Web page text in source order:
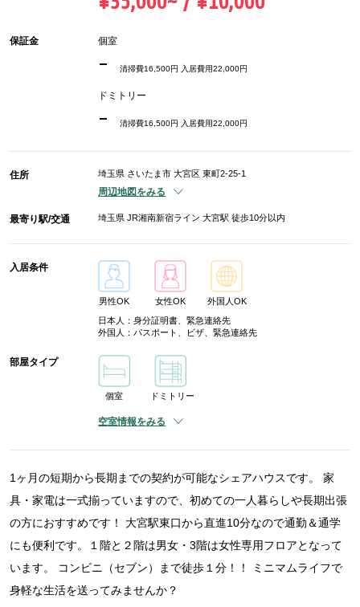
保証金 個室
- 清掃費16,500円 入居費用22,000円
ドミトリー
- 清掃費16,500円 入居費用22,000円
住所 埼玉県 さいたま市 大宮区 東町2-25-1
周辺地図をみる
最寄り駅/交通 埼玉県 JR湘南新宿ライン 大宮駅 徒歩10分以内
入居条件
男性OK 女性OK
外国人OK
日本人：身分証明書、緊急連絡先
外国人：パスポート、ビザ、緊急連絡先
部屋タイプ
個室 ドミトリー
空室情報をみる
1ヶ月の短期から長期までの契約が可能なシェアハウスです。 家
具・家電は一式揃っていますので、初めての一人暮らしや長期出張
の方におすすめです！ 大宮駅東口から直進10分なので通勤＆通学
にも便利です。１階と２階は男女・3階は女性専用フロアとなって
います。 コンビニ（セブン）まで徒歩１分！！ ミニマムライフで
身軽な生活を送ってみませんか？